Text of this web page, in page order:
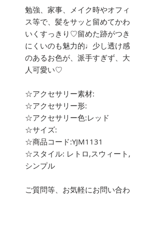
勉強、家事、メイク時やオフィ
ス等で、髪をサッと留めてかわ
いくすっきり♡留めた跡がつき
にくいのも魅力的♩少し透け感
のあるお色が、派手すぎず、大
人可愛い♡
☆アクセサリー素材:
☆アクセサリー形:
☆アクセサリー色:レッド
☆サイズ:
☆商品コード:YJM1131
☆スタイル: レトロ,スウィート,
シンプル
ご質問等、お気軽にお問い合わ